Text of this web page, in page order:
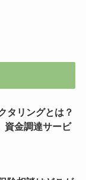
タリングとは？
資金調達サービ